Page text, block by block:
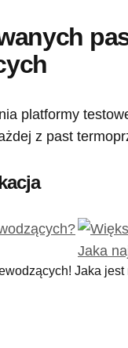
platformy
z past
Jaka